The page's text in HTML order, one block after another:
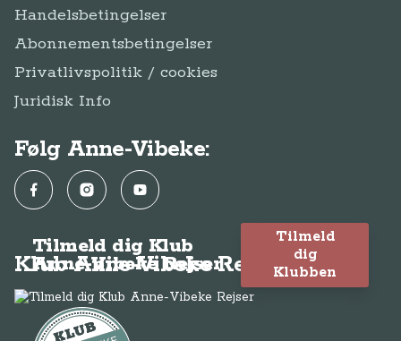
Handelsbetingelser
Abonnementsbetingelser
Privatlivspolitik / cookies
Juridisk Info
Følg Anne-Vibeke:
FacebookInstagramYouTube
Klub Anne-Vibeke Rejser
Tilmeld dig Klub
Anne-Vibeke Rejser
Tilmeld
dig
Klubben